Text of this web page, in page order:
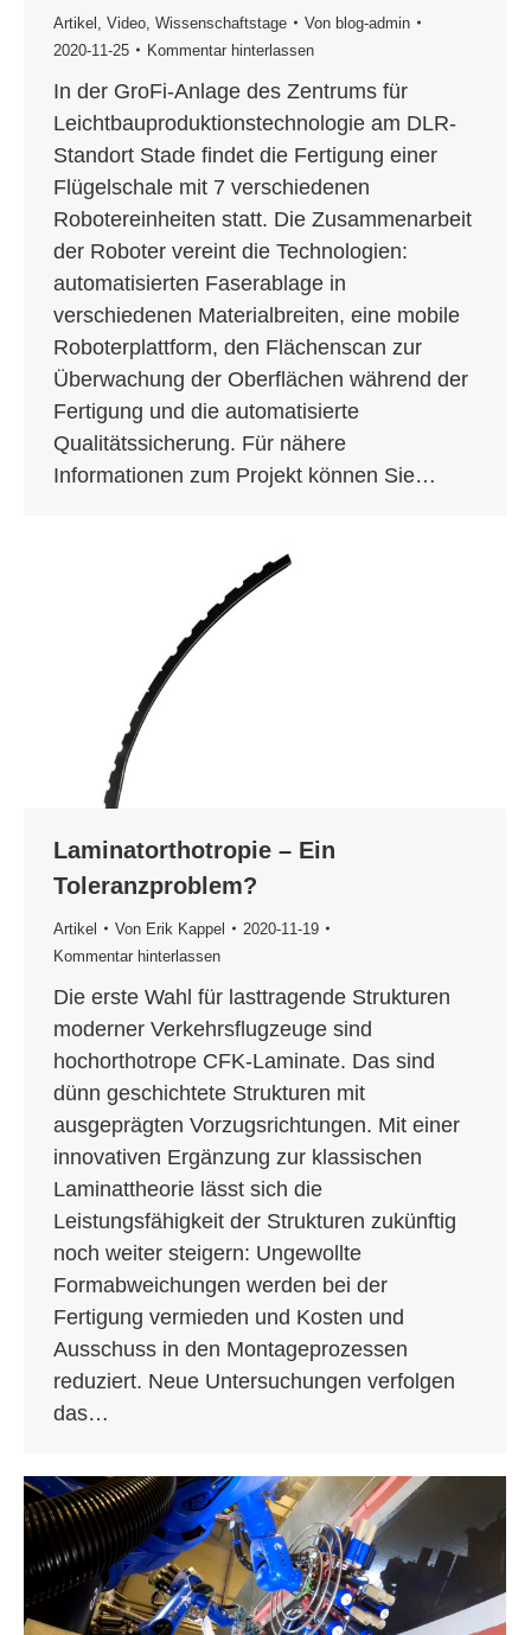
Artikel Video Wissenschaftstage Von blog-admin
2020-11-25
Kommentar hinterlassen
In der GroFi-Anlage des Zentrums für
Leichtbauproduktionstechnologie am DLR-
Standort Stade findet die Fertigung einer
Flügelschale mit 7 verschiedenen
Robotereinheiten statt. Die Zusammenarbeit
der Roboter vereint die Technologien:
automatisierten Faserablage in
verschiedenen Materialbreiten, eine mobile
Roboterplattform, den Flächenscan zur
Überwachung der Oberflächen während der
Fertigung und die automatisierte
Qualitätssicherung. Für nähere
Informationen zum Projekt können Sie…
Laminatorthotropie – Ein
Toleranzproblem?
Artikel Von Erik Kappel
2020-11-19
Kommentar hinterlassen
Die erste Wahl für lasttragende Strukturen
moderner Verkehrsflugzeuge sind
hochorthotrope CFK-Laminate. Das sind
dünn geschichtete Strukturen mit
ausgeprägten Vorzugsrichtungen. Mit einer
innovativen Ergänzung zur klassischen
Laminattheorie lässt sich die
Leistungsfähigkeit der Strukturen zukünftig
noch weiter steigern: Ungewollte
Formabweichungen werden bei der
Fertigung vermieden und Kosten und
Ausschuss in den Montage­prozessen
reduziert. Neue Untersuchungen verfolgen
das…